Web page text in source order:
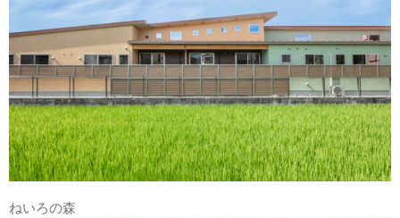
ねいろの森